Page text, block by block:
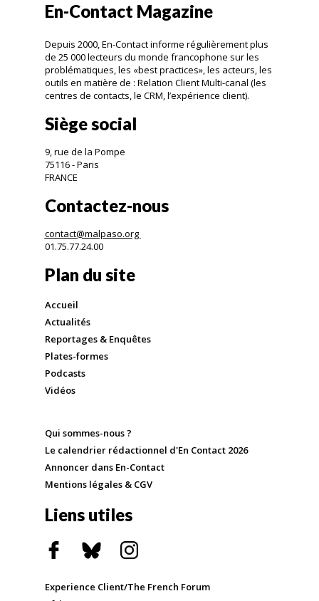
En-Contact Magazine
Depuis 2000, En-Contact informe régulièrement plus
de 25 000 lecteurs du monde francophone sur les
problématiques, les «best practices», les acteurs, les
outils en matière de : Relation Client Multi-canal (les
centres de contacts, le CRM, l’expérience client).
Siège social
9, rue de la Pompe
75116 - Paris
FRANCE
Contactez-nous
contact@malpaso.org
01.75.77.24.00
Plan du site
Accueil
Actualités
Reportages & Enquêtes
Plates-formes
Podcasts
Vidéos
Qui sommes-nous ?
Le calendrier rédactionnel d'En Contact 2026
Annoncer dans En-Contact
Mentions légales & CGV
Liens utiles
Experience Client/The French Forum